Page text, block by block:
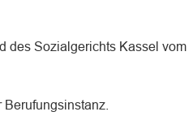
des Sozialgerichts Kassel vom